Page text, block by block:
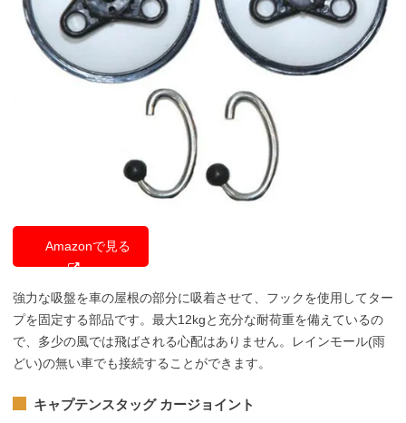
Amazonで見る
強力な吸盤を車の屋根の部分に吸着させて、フックを使用してター
プを固定する部品です。最大12kgと充分な耐荷重を備えているの
で、多少の風では飛ばされる心配はありません。レインモール(雨
どい)の無い車でも接続することができます。
キャプテンスタッグ カージョイント